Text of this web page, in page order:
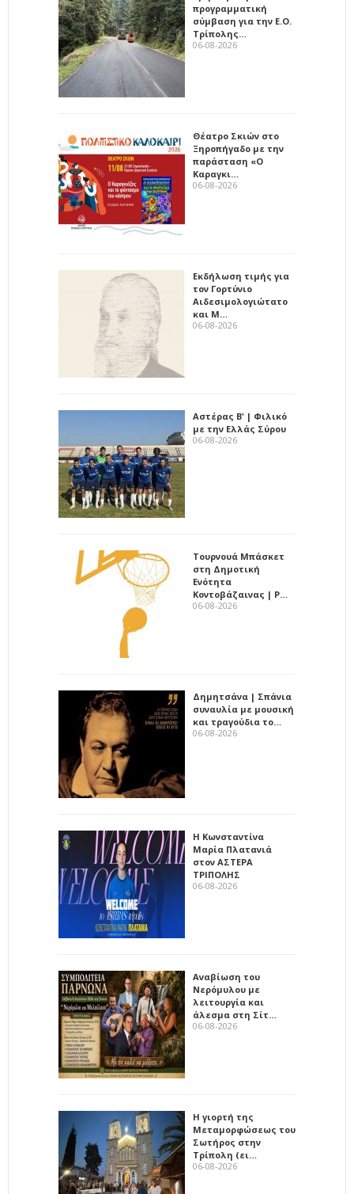
προγραμματική
σύμβαση για την Ε.Ο.
Τρίπολης…
06-08-2026
Θέατρο Σκιών στο
Ξηροπήγαδο με την
παράσταση «Ο
Καραγκι…
06-08-2026
Εκδήλωση τιμής για
τον Γορτύνιο
Αιδεσιμολογιώτατο
και Μ…
06-08-2026
Αστέρας Β' | Φιλικό
με την Ελλάς Σύρου
06-08-2026
Τουρνουά Μπάσκετ
στη Δημοτική
Ενότητα
Κοντοβάζαινας | Ρ…
06-08-2026
Δημητσάνα | Σπάνια
συναυλία με μουσική
και τραγούδια το…
06-08-2026
Η Κωνσταντίνα
Μαρία Πλατανιά
στον ΑΣΤΕΡΑ
ΤΡΙΠΟΛΗΣ
06-08-2026
Αναβίωση του
Νερόμυλου με
λειτουργία και
άλεσμα στη Σίτ…
06-08-2026
Η γιορτή της
Μεταμορφώσεως του
Σωτήρος στην
Τρίπολη (ει…
06-08-2026